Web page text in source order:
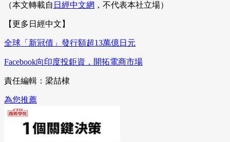
（本文轉載自 日經中文網 ，不代表本社立場）
【更多日經中文】
全球「新冠債」發行額超13萬億日元
Facebook向印度投鉅資，開拓電商市場
責任編輯：梁喆棣
為您推薦